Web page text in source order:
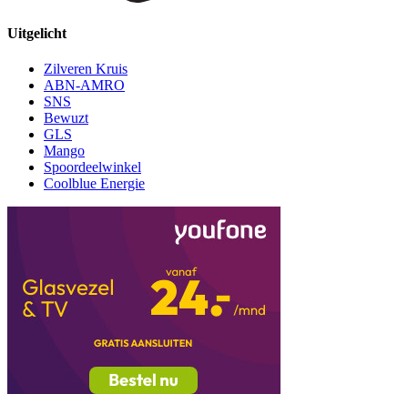
Uitgelicht
Zilveren Kruis
ABN-AMRO
SNS
Bewuzt
GLS
Mango
Spoordeelwinkel
Coolblue Energie